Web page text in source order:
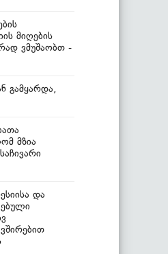
მიღების
ვმუშაობთ -
მზია
და